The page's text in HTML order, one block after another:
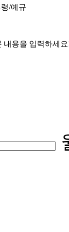
/예규
내용을 입력하세